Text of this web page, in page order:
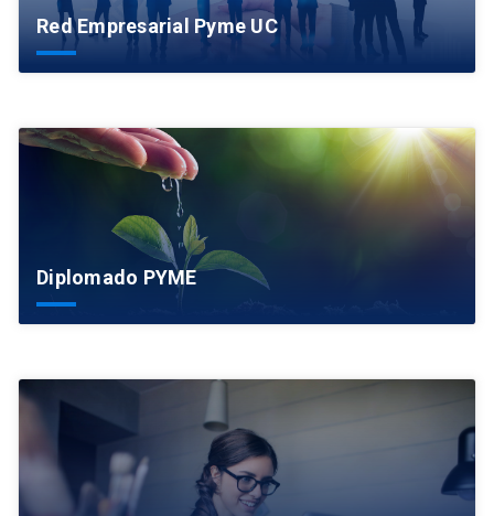
Red Empresarial Pyme UC
Diplomado PYME